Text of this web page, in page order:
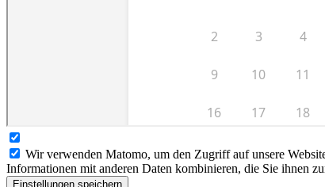
Wir verwenden Matomo, um den Zugriff auf unsere
Informationen mit anderen Daten kombinieren, die Sie ihnen
Einstellungen speichern